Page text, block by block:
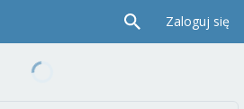
Zaloguj się